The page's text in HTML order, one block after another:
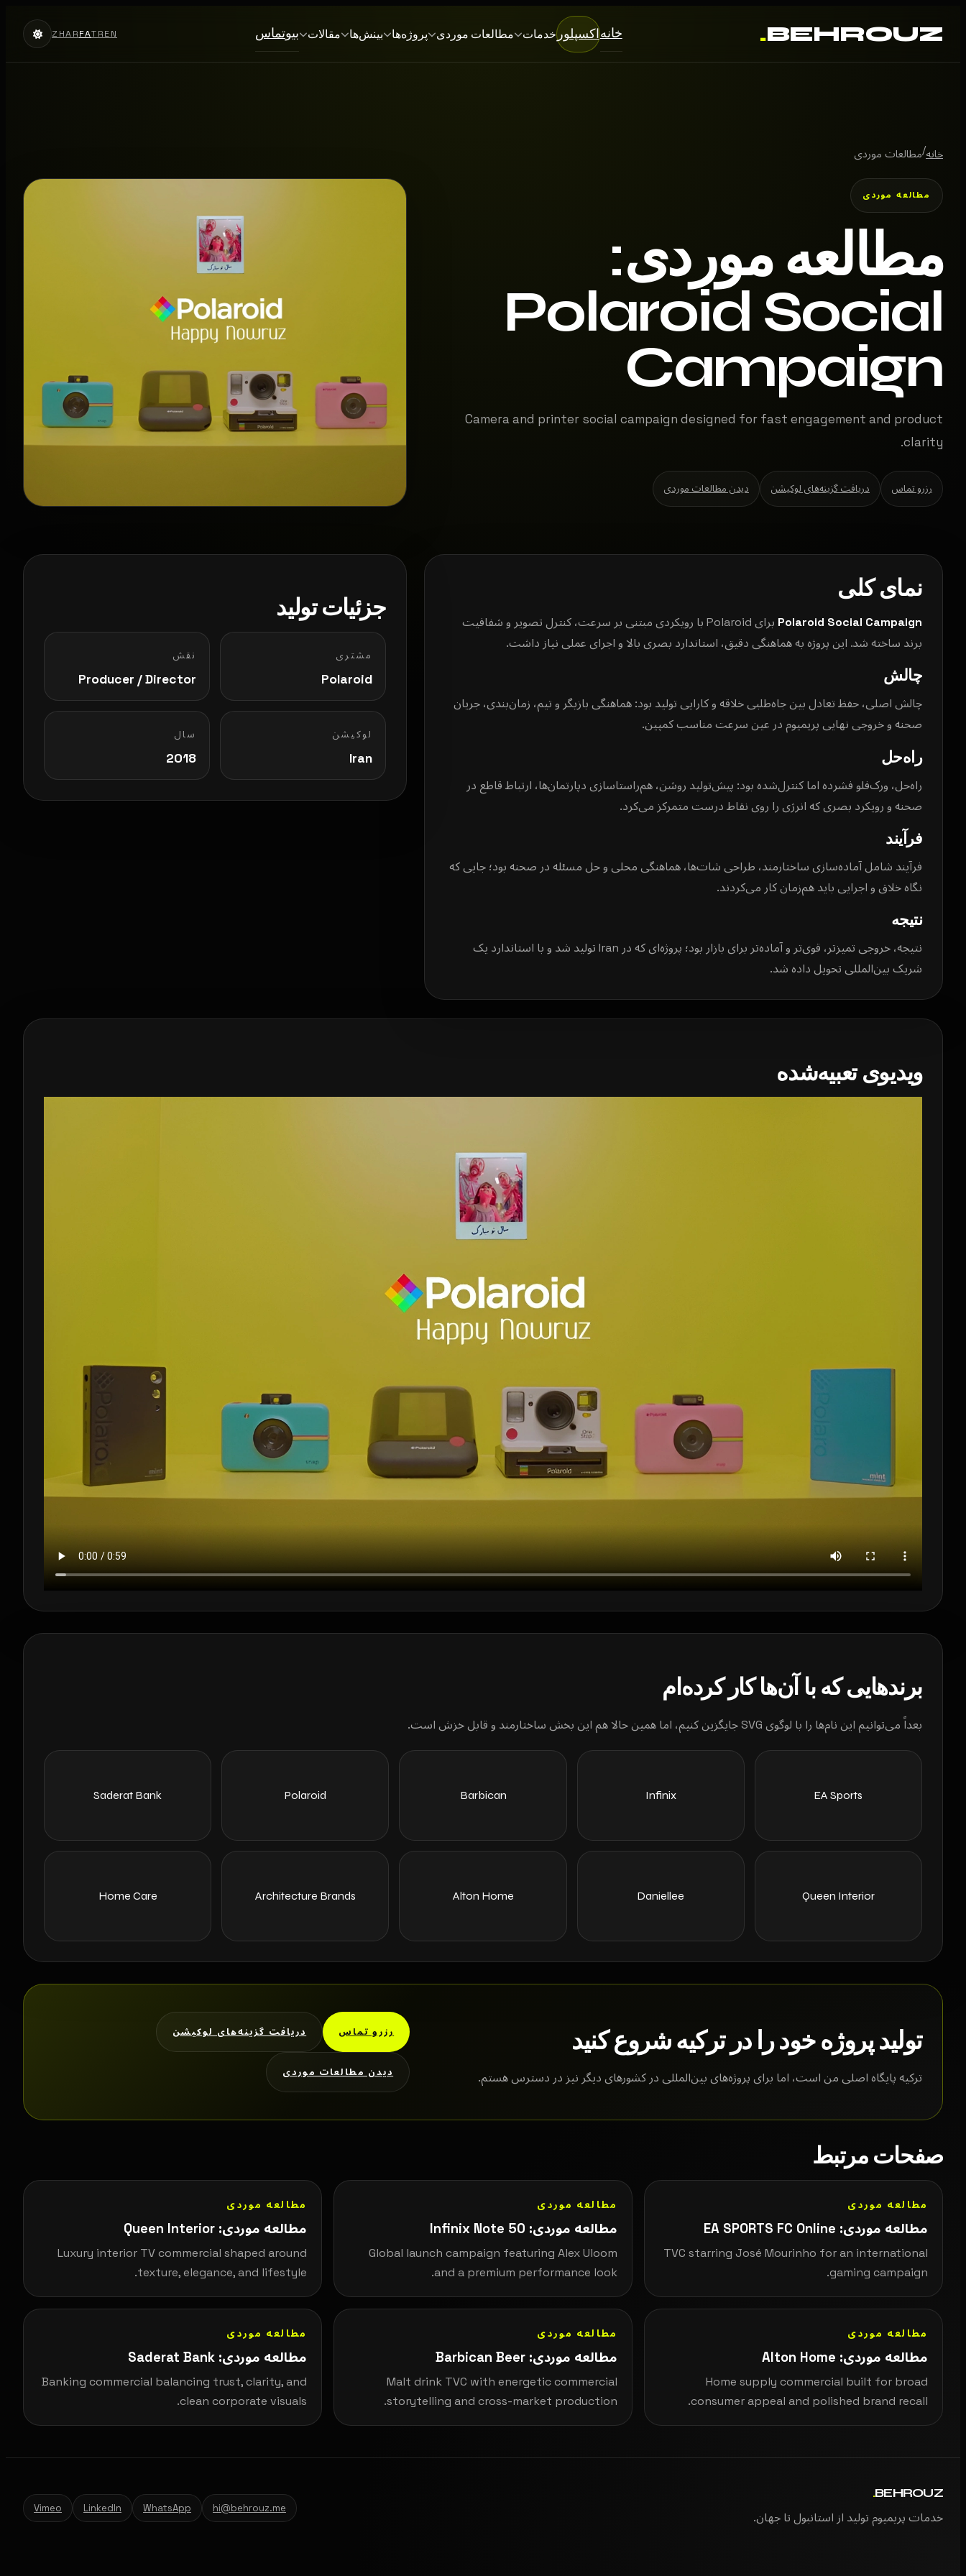
BEHROUZ
. خانهاکسپلورخدمات مطالعات موردی پروژه‌ها بینش‌ها مقالات بیوتماس EN
TR
FA
AR
ZH
خانه/مطالعات موردی
مطالعه موردی
مطالعه موردی:
Polaroid Social
Campaign
Camera and printer social campaign designed for fast engagement and product
clarity.
رزرو تماس دریافت گزینه‌های لوکیشن دیدن مطالعات موردی
نمای کلی
Polaroid Social Campaign
برای Polaroid با رویکردی مبتنی بر سرعت، کنترل تصویر و شفافیت
برند ساخته شد. این پروژه به هماهنگی دقیق، استاندارد بصری بالا و اجرای عملی نیاز داشت.
چالش
چالش اصلی، حفظ تعادل بین جاه‌طلبی خلاقه و کارایی تولید بود: هماهنگی بازیگر و تیم، زمان‌بندی، جریان
صحنه و خروجی نهایی پریمیوم در عین سرعت مناسب کمپین.
راه‌حل
راه‌حل، ورک‌فلو فشرده اما کنترل‌شده بود: پیش‌تولید روشن، هم‌راستاسازی دپارتمان‌ها، ارتباط قاطع در
صحنه و رویکرد بصری که انرژی را روی نقاط درست متمرکز می‌کرد.
فرآیند
فرآیند شامل آماده‌سازی ساختارمند، طراحی شات‌ها، هماهنگی محلی و حل مسئله در صحنه بود؛ جایی که
نگاه خلاق و اجرایی باید هم‌زمان کار می‌کردند.
نتیجه
نتیجه، خروجی تمیزتر، قوی‌تر و آماده‌تر برای بازار بود؛ پروژه‌ای که در Iran تولید شد و با استاندارد یک
شریک بین‌المللی تحویل داده شد.
جزئیات تولید
مشتری
Polaroid
نقش
Producer / Director
لوکیشن
Iran
سال
2018
ویدیوی تعبیه‌شده
برندهایی که با آن‌ها کار کرده‌ام
بعداً می‌توانیم این نام‌ها را با لوگوی SVG جایگزین کنیم، اما همین حالا هم این بخش ساختارمند و قابل خزش است.
EA Sports
Infinix
Barbican
Polaroid
Saderat Bank
Queen Interior
Daniellee
Alton Home
Architecture Brands
Home Care
تولید پروژه خود را در ترکیه شروع کنید
ترکیه پایگاه اصلی من است، اما برای پروژه‌های بین‌المللی در کشورهای دیگر نیز در دسترس هستم.
رزرو تماس دریافت گزینه‌های لوکیشن
دیدن مطالعات موردی
صفحات مرتبط
مطالعه موردی
مطالعه موردی: EA SPORTS FC Online
TVC starring José Mourinho for an international
gaming campaign.
مطالعه موردی
مطالعه موردی: Infinix Note 50
Global launch campaign featuring Alex Uloom
and a premium performance look.
مطالعه موردی
مطالعه موردی: Queen Interior
Luxury interior TV commercial shaped around
texture, elegance, and lifestyle.
مطالعه موردی
مطالعه موردی: Alton Home
Home supply commercial built for broad
consumer appeal and polished brand recall.
مطالعه موردی
مطالعه موردی: Barbican Beer
Malt drink TVC with energetic commercial
storytelling and cross-market production.
مطالعه موردی
مطالعه موردی: Saderat Bank
Banking commercial balancing trust, clarity, and
clean corporate visuals.
BEHROUZ
.
خدمات پریمیوم تولید از استانبول تا جهان.
hi@behrouz.me
WhatsApp
LinkedIn
Vimeo